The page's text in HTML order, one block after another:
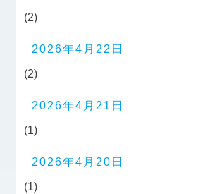
(2)
2026年4月22日
(2)
2026年4月21日
(1)
2026年4月20日
(1)